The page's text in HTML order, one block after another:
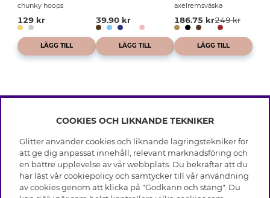
chunky hoops
129 kr
LÄGG TILL
39.90 kr
LÄGG TILL
axelremsväska
186.75 kr249 kr
LÄGG TILL
INFO
Leverans
Villkor
Integritetspolicy
Cookies
OM GLITTER
Black Friday
Våra butiker
HJÄLP
COOKIES OCH LIKNANDE TEKNIKER
Glitter använder cookies och liknande lagringstekniker för
att ge dig anpassat innehåll, relevant marknadsföring och
en bättre upplevelse av vår webbplats. Du bekräftar att du
har läst vår cookiepolicy och samtycker till vår användning
av cookies genom att klicka på "Godkänn och stäng". Du